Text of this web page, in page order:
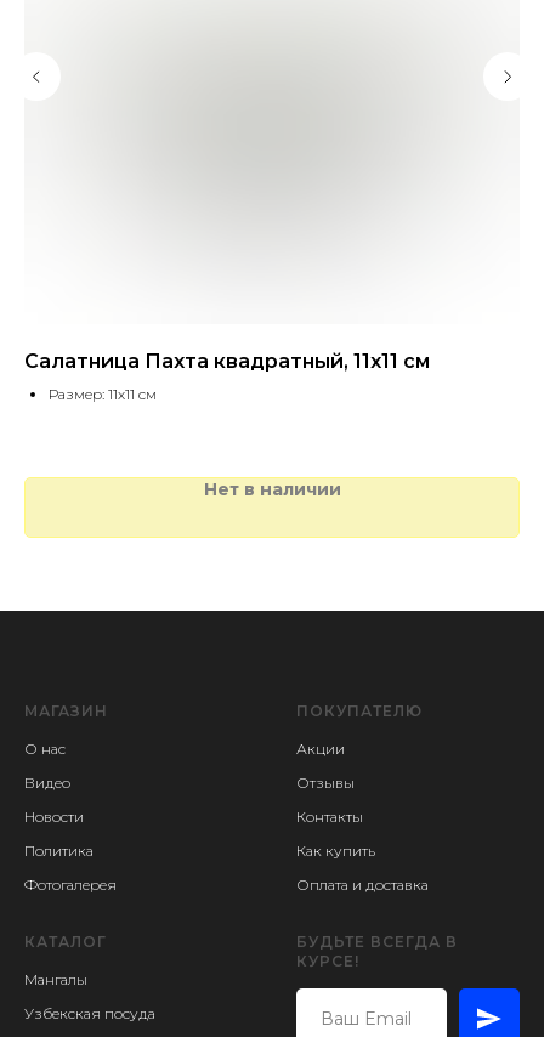
Салатница Пахта квадратный, 11х11 см
Размер: 11х11 см
Нет в наличии
МАГАЗИН
О нас
Видео
Новости
Политика
Фотогалерея
ПОКУПАТЕЛЮ
Акции
Отзывы
Контакты
Как купить
Оплата и доставка
КАТАЛОГ
Мангалы
Узбекская посуда
БУДЬТЕ ВСЕГДА В
КУРСЕ!